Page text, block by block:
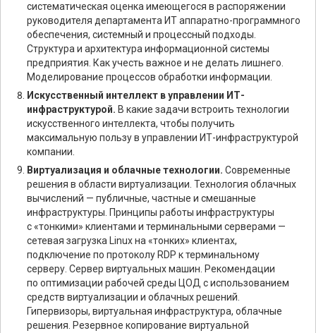
систематическая оценка имеющегося в распоряжении
руководителя департамента ИТ аппаратно-программного
обеспечения, системный и процессный подходы.
Структура и архитектура информационной системы
предприятия. Как учесть важное и не делать лишнего.
Моделирование процессов обработки информации.
Искусcтвенный интеллект в управлении ИТ-
инфраструктурой. В какие задачи встроить технологии
искусственного интеллекта, чтобы получить
максимальную пользу в управлении ИТ-инфраструктурой
компании.
Виртуализация и облачные технологии. Современные
решения в области виртуализации. Технология облачных
вычислений — публичные, частные и смешанные
инфраструктуры. Принципы работы инфраструктуры
с «тонкими» клиентами и терминальными серверами —
сетевая загрузка Linux на «тонких» клиентах,
подключение по протоколу RDP к терминальному
серверу. Сервер виртуальных машин. Рекомендации
по оптимизации рабочей среды ЦОД с использованием
средств виртуализации и облачных решений.
Гипервизоры, виртуальная инфраструктура, облачные
решения. Резервное копирование виртуальной